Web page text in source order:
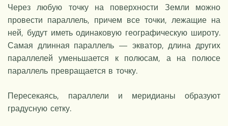
Через любую точку на поверхности Земли можно
провести параллель, причем все точки, лежащие на
ней, будут иметь одинаковую географическую широту.
Самая длинная параллель — экватор, длина других
параллелей уменьшается к полюсам, а на полюсе
параллель превращается в точку.
Пересекаясь, параллели и меридианы образуют
градусную сетку.